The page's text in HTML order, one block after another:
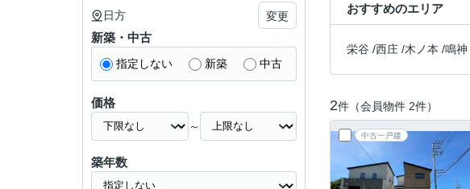
おすすめのエリア
栄谷 /西庄 /木ノ本 /鳴神
2件（会員物件 2件）
中古一戸建
日方 変更
新築・中古
指定しない 新築 中古
価格
～
築年数